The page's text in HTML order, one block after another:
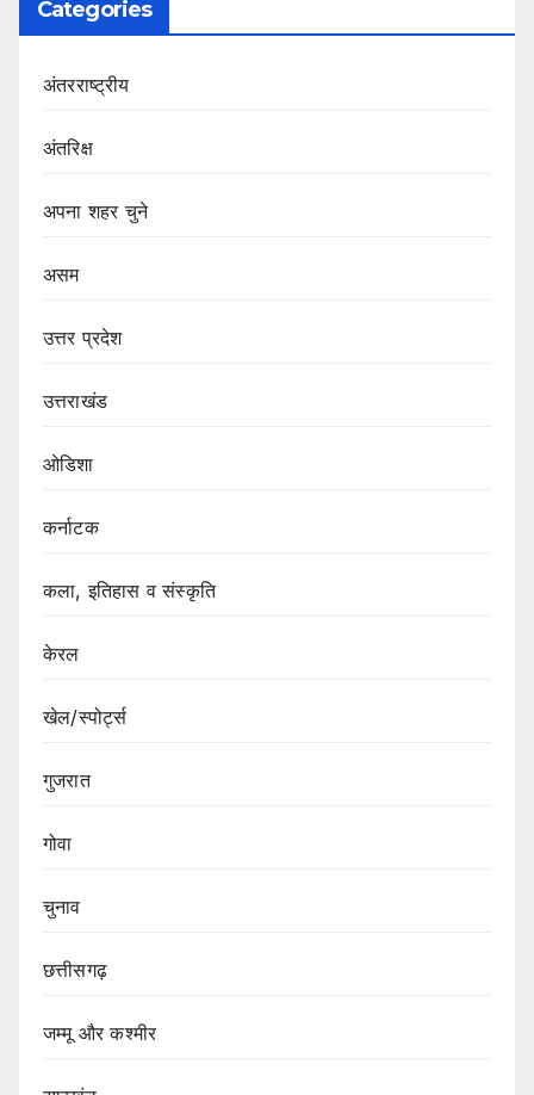
Categories
अंतरराष्ट्रीय
अंतरिक्ष
अपना शहर चुने
असम
उत्तर प्रदेश
उत्तराखंड
ओडिशा
कर्नाटक
कला, इतिहास व संस्कृति
केरल
खेल/स्पोर्ट्स
गुजरात
गोवा
चुनाव
छत्तीसगढ़
जम्मू और कश्मीर